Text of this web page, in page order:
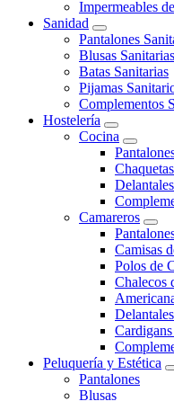
Impermeables
Sanidad
Pantalones
Blusas Sanitarias
Batas Sanitarias
Pijamas
Complementos
Hostelería
Cocina
Camareros
Camisas
Polos de
Chalecos
Peluquería y Estética
Pantalones
Blusas